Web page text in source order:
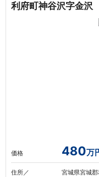
利府町神谷沢字金
価格 480万
住所／
宮城県宮城